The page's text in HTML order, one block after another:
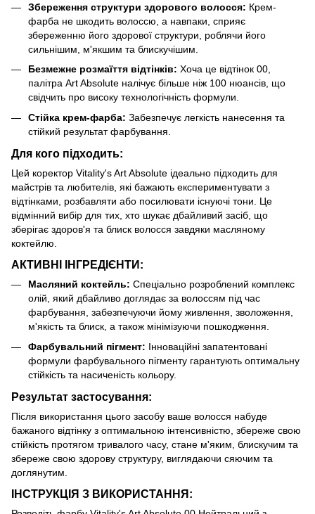
Збереження структури здорового волосся: Крем-
фарба не шкодить волоссю, а навпаки, сприяє
збереженню його здорової структури, роблячи його
сильнішим, м'якшим та блискучішим.
Безмежне розмаїття відтінків: Хоча це відтінок 00,
палітра Art Absolute налічує більше ніж 100 нюансів, що
свідчить про високу технологічність формули.
Стійка крем-фарба: Забезпечує легкість нанесення та
стійкий результат фарбування.
Для кого підходить:
Цей коректор Vitality's Art Absolute ідеально підходить для
майстрів та любителів, які бажають експериментувати з
відтінками, розбавляти або посилювати існуючі тони. Це
відмінний вибір для тих, хто шукає дбайливий засіб, що
зберігає здоров'я та блиск волосся завдяки масляному
коктейлю.
АКТИВНІ ІНГРЕДІЄНТИ:
Масляний коктейль: Спеціально розроблений комплекс
олій, який дбайливо доглядає за волоссям під час
фарбування, забезпечуючи йому живлення, зволоження,
м'якість та блиск, а також мінімізуючи пошкодження.
Фарбувальний пігмент: Інноваційні запатентовані
формули фарбувального пігменту гарантують оптимальну
стійкість та насиченість кольору.
Результат застосування:
Після використання цього засобу ваше волосся набуде
бажаного відтінку з оптимальною інтенсивністю, збереже свою
стійкість протягом тривалого часу, стане м'яким, блискучим та
збереже свою здорову структуру, виглядаючи сяючим та
доглянутим.
ІНСТРУКЦІЯ З ВИКОРИСТАННЯ: